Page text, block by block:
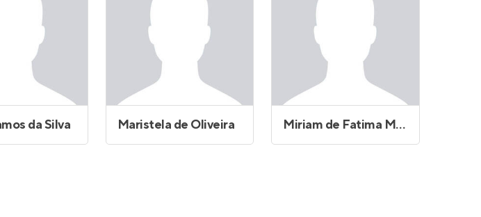
da Silva Maristela de Oliveira Miriam de Fatima Machado Vono